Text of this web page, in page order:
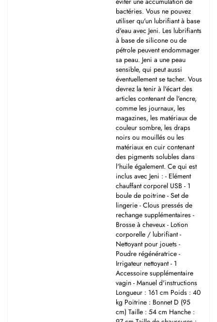
bactéries. Vous ne pouvez
utiliser qu'un lubrifiant à base
d'eau avec Jeni. Les lubrifiants
à base de silicone ou de
pétrole peuvent endommager
sa peau. Jeni a une peau
sensible, qui peut aussi
éventuellement se tacher. Vous
devrez la tenir à l'écart des
articles contenant de l'encre,
comme les journaux, les
magazines, les matériaux de
couleur sombre, les draps
noirs ou mouillés ou les
matériaux en cuir contenant
des pigments solubles dans
l'huile également. Ce qui est
inclus avec Jeni : - Elément
chauffant corporel USB - 1
boule de poitrine - Set de
lingerie - Clous pressés de
rechange supplémentaires -
Brosse à cheveux - Lotion
corporelle / lubrifiant -
Nettoyant pour jouets -
Poudre régénératrice -
Irrigateur nettoyant - 1
Accessoire supplémentaire
vagin - Manuel d'instructions
Longueur : 161 cm Poids : 40
kg Poitrine : Bonnet D (95
cm) Taille : 54 cm Hanche :